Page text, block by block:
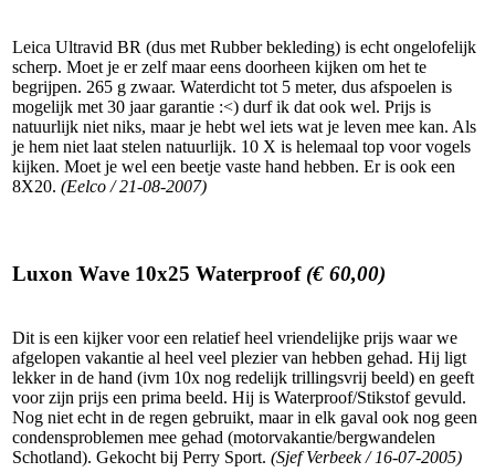
Leica Ultravid BR (dus met Rubber bekleding) is echt ongelofelijk
scherp. Moet je er zelf maar eens doorheen kijken om het te
begrijpen. 265 g zwaar. Waterdicht tot 5 meter, dus afspoelen is
mogelijk met 30 jaar garantie :<) durf ik dat ook wel. Prijs is
natuurlijk niet niks, maar je hebt wel iets wat je leven mee kan. Als
je hem niet laat stelen natuurlijk. 10 X is helemaal top voor vogels
kijken. Moet je wel een beetje vaste hand hebben. Er is ook een
8X20. (Eelco / 21-08-2007)
Luxon Wave 10x25 Waterproof (€ 60,00)
Dit is een kijker voor een relatief heel vriendelijke prijs waar we
afgelopen vakantie al heel veel plezier van hebben gehad. Hij ligt
lekker in de hand (ivm 10x nog redelijk trillingsvrij beeld) en geeft
voor zijn prijs een prima beeld. Hij is Waterproof/Stikstof gevuld.
Nog niet echt in de regen gebruikt, maar in elk gaval ook nog geen
condensproblemen mee gehad (motorvakantie/bergwandelen
Schotland). Gekocht bij Perry Sport. (Sjef Verbeek / 16-07-2005)